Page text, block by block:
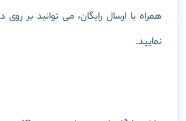
همراه با ارسال رایگان، می توانید بر
نمایید.